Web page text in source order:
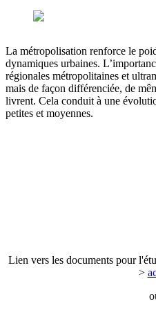
La métropolisation renforce le
dynamiques urbaines.
régionales métropolitaines et
mais de façon différenciée, de
livrent. Cela conduit à une
petites et moyennes.
Lien vers les documents pour
>